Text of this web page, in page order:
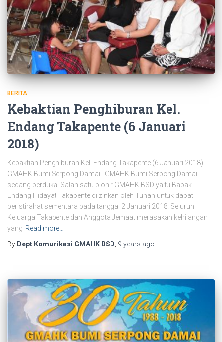
BERITA
Kebaktian Penghiburan Kel.
Endang Takapente (6 Januari
2018)
Kebaktian Penghiburan Kel. Endang Takapente (6 Januari 2018)
GMAHK Bumi Serpong Damai GMAHK Bumi Serpong Damai
sedang berduka. Salah satu pionir GMAHK BSD yaitu Bapak
Endang Hidayat Takapente diizinkan oleh Tuhan untuk dapat
beristirahat sementara pada tanggal 2 Januari 2018. Seluruh
Keluarga Takapente dan Anggota Jemaat merasakan kehilangan
yang Read more…
By Dept Komunikasi GMAHK BSD 9 years ago